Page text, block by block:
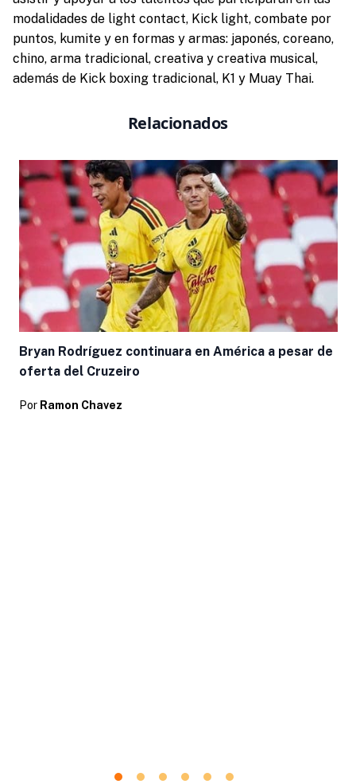
modalidades de light contact, Kick light, combate por
puntos, kumite y en formas y armas: japonés, coreano,
chino, arma tradicional, creativa y creativa musical,
además de Kick boxing tradicional, K1 y Muay Thai.
Relacionados
Bryan Rodríguez continuara en América a pesar de
oferta del Cruzeiro
Por Ramon Chavez